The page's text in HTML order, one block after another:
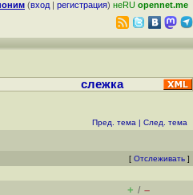
(вход | регистрация) неRU opennet.me
слежка
Пред. тема | След. тема
[ Отслеживать ]
+ / –